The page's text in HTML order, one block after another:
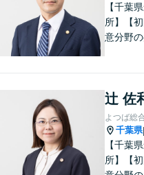
【千葉
所】【
意分野
辻 佐
よつば総
千葉県|
【千葉
所】【